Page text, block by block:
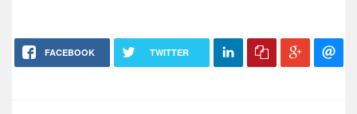
FACEBOOK TWITTER